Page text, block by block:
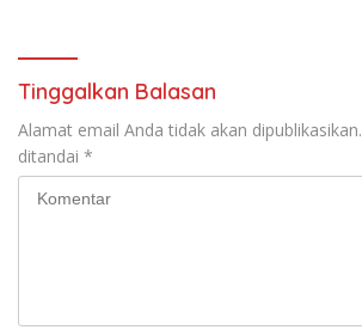
Tinggalkan Balasan
Alamat email Anda tidak akan dipublikasikan.
ditandai *